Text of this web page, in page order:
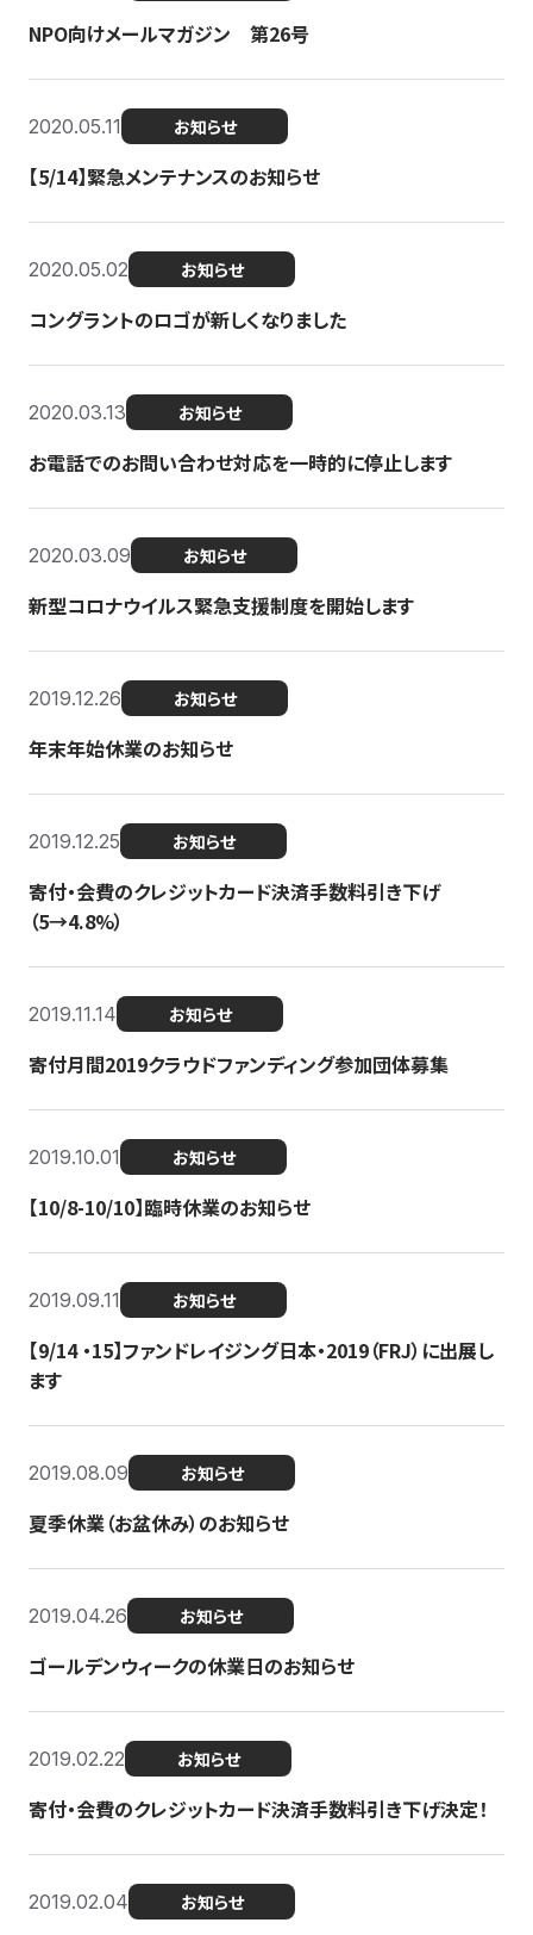
NPO向けメールマガジン 第26号
2020.05.11 お知らせ
【5/14】緊急メンテナンスのお知らせ
2020.05.02 お知らせ
コングラントのロゴが新しくなりました
2020.03.13 お知らせ
お電話でのお問い合わせ対応を一時的に停止します
2020.03.09 お知らせ
新型コロナウイルス緊急支援制度を開始します
2019.12.26 お知らせ
年末年始休業のお知らせ
2019.12.25 お知らせ
寄付・会費のクレジットカード決済手数料引き下げ
（5→4.8%）
2019.11.14 お知らせ
寄付月間2019クラウドファンディング参加団体募集
2019.10.01 お知らせ
【10/8-10/10】臨時休業のお知らせ
2019.09.11 お知らせ
【9/14 ・15】ファンドレイジング日本・2019（FRJ）に出展し
ます
2019.08.09 お知らせ
夏季休業（お盆休み）のお知らせ
2019.04.26 お知らせ
ゴールデンウィークの休業日のお知らせ
2019.02.22 お知らせ
寄付・会費のクレジットカード決済手数料引き下げ決定！
2019.02.04 お知らせ